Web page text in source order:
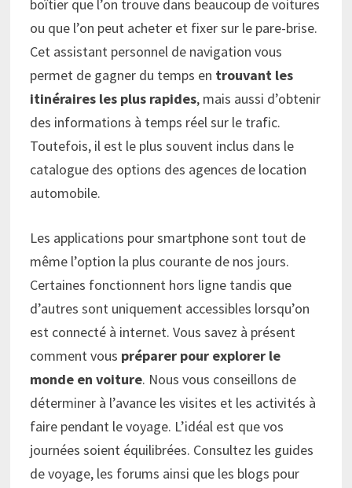
boîtier que l’on trouve dans beaucoup de voitures
ou que l’on peut acheter et fixer sur le pare-brise.
Cet assistant personnel de navigation vous
permet de gagner du temps en trouvant les
itinéraires les plus rapides, mais aussi d’obtenir
des informations à temps réel sur le trafic.
Toutefois, il est le plus souvent inclus dans le
catalogue des options des agences de location
automobile.
Les applications pour smartphone sont tout de
même l’option la plus courante de nos jours.
Certaines fonctionnent hors ligne tandis que
d’autres sont uniquement accessibles lorsqu’on
est connecté à internet. Vous savez à présent
comment vous préparer pour explorer le
monde en voiture. Nous vous conseillons de
déterminer à l’avance les visites et les activités à
faire pendant le voyage. L’idéal est que vos
journées soient équilibrées. Consultez les guides
de voyage, les forums ainsi que les blogs pour